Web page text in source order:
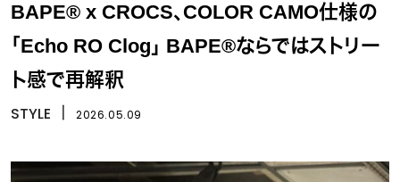
BAPE® x CROCS、COLOR CAMO仕様の
「Echo RO Clog」 BAPE®ならではストリー
ト感で再解釈
STYLE 2026.05.09